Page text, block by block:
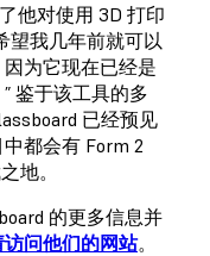
他对使用 3D 打印
望我几年前就可以
为它现在已经是
鉴于该工具的多
已经预见
都会有 Form 2
地。
的更多信息并
访问他们的网站。